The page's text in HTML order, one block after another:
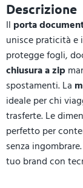
Descrizione
Il porta
unisce praticità e
protegge fogli,
chiusura a zip
spostamenti. La
ideale per chi
trasferte. Le
perfetto per
senza
tuo brand con